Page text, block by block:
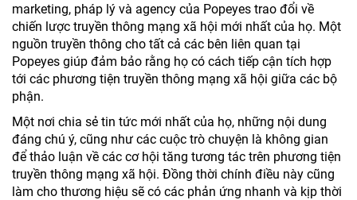
marketing, pháp lý và agency của Popeyes trao đổi về
chiến lược truyền thông mạng xã hội mới nhất của họ. Một
nguồn truyền thông cho tất cả các bên liên quan tại
Popeyes giúp đảm bảo rằng họ có cách tiếp cận tích hợp
tới các phương tiện truyền thông mạng xã hội giữa các bộ
phận.
Một nơi chia sẻ tin tức mới nhất của họ, những nội dung
đáng chú ý, cũng như các cuộc trò chuyện là không gian
để thảo luận về các cơ hội tăng tương tác trên phương tiện
truyền thông mạng xã hội. Đồng thời chính điều này cũng
làm cho thương hiệu sẽ có các phản ứng nhanh và kịp thời